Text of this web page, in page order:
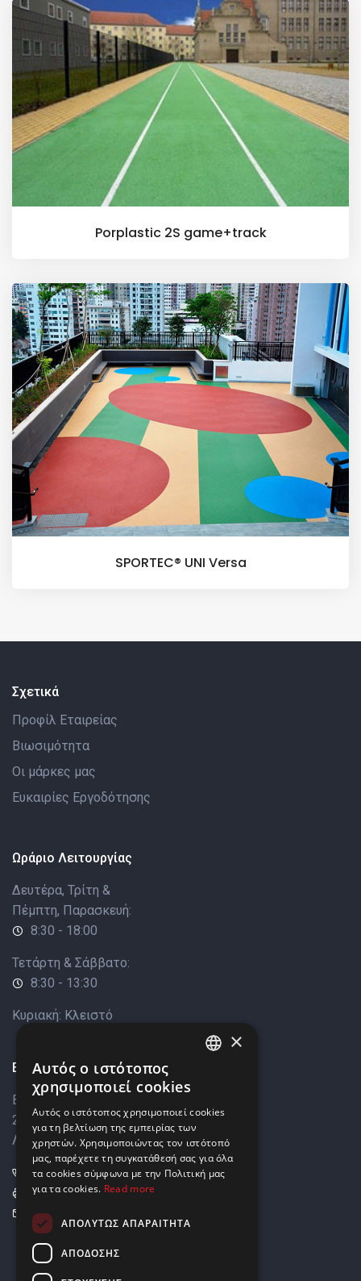
Porplastic 2S game+track
SPORTEC® UNI Versa
Σχετικά
Προφίλ Εταιρείας
Βιωσιμότητα
Οι μάρκες μας
Ευκαιρίες Εργοδότησης
Ωράριο Λειτουργίας
Δευτέρα, Τρίτη &
Πέμπτη, Παρασκευή:
8:30 - 18:00
Τετάρτη & Σάββατο:
8:30 - 13:30
Κυριακή: Κλειστό
Επικοινωνία
Βάρκιζας 8,
2033 Στρόβολος,
Λευκωσία, Κύπρος
+357 22449999
+357 22449989
info@elnia.com
GREEK
×
Αυτός ο ιστότοπος
χρησιμοποιεί cookies
Αυτός ο ιστότοπος χρησιμοποιεί cookies
για τη βελτίωση της εμπειρίας των
χρηστών. Χρησιμοποιώντας τον ιστότοπό
μας, παρέχετε τη συγκατάθεσή σας για όλα
τα cookies σύμφωνα με την Πολιτική μας
για τα cookies. Read more
ΑΠΟΛΎΤΩΣ ΑΠΑΡΑΊΤΗΤΑ
ΑΠΌΔΟΣΗΣ